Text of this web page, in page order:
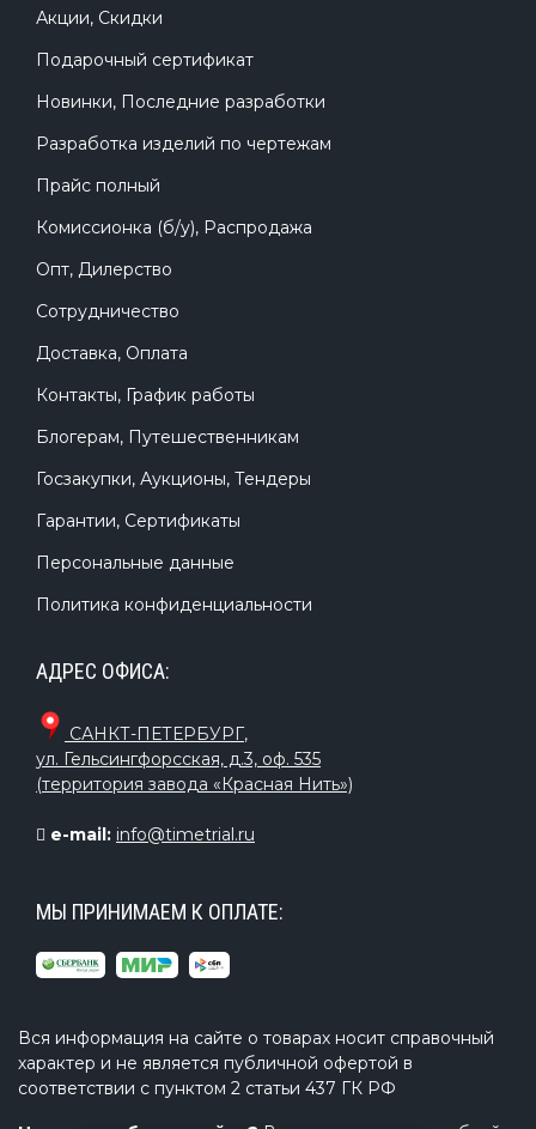
Акции, Скидки
Подарочный сертификат
Новинки, Последние разработки
Разработка изделий по чертежам
Прайс полный
Комиссионка (б/у), Распродажа
Опт, Дилерство
Сотрудничество
Доставка, Оплата
Контакты, График работы
Блогерам, Путешественникам
Госзакупки, Аукционы, Тендеры
Гарантии, Сертификаты
Персональные данные
Политика конфиденциальности
АДРЕС ОФИСА:
САНКТ-ПЕТЕРБУРГ,
ул. Гельсингфорсская, д.3, оф. 535
(территория завода «Красная Нить»)
e-mail: info@timetrial.ru
МЫ ПРИНИМАЕМ К ОПЛАТЕ:
Вся информация на сайте о товарах носит справочный
характер и не является публичной офертой в
соответствии с пунктом 2 статьи 437 ГК РФ